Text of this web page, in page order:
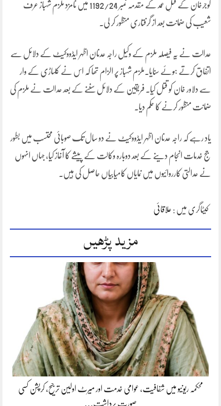
گوجرخان کے قتلِ عمد کے مقدمہ نمبر 1192/24 میں نامزد ملزم شہباز عرف
شعیب کی ضمانت بعد از گرفتاری منظور کر لی۔
عدالت نے یہ فیصلہ ملزم کے وکیل راجہ عدنان اظہر ایڈووکیٹ کے دلائل سے
اتفاق کرتے ہوئے سنایا۔ملزم شہباز پر الزام تھا کہ اس نے کلہاڑی کے وار
سے دلاور خان کو قتل کیا۔ فریقین کے دلائل سننے کے بعد عدالت نے ملزم کی
ضمانت منظور کرنے کا حکم دیا۔
یاد رہے کہ راجہ عدنان اظہر ایڈووکیٹ نے دو سال تک صوبائی محتسب میں بطور
جج خدمات انجام دینے کے بعد دوبارہ وکالت کے پیشے کا آغاز کیا، جہاں انہوں
نے عدالتی کارروائیوں میں نمایاں کامیابیاں حاصل کی ہیں۔
کیٹاگری میں : علاقائی
مزید پڑھیں
محکمہ ریونیو میں شفافیت، عوامی خدمت اور میرٹ اولین ترجیح، کرپشن کسی
صورت برداشت…